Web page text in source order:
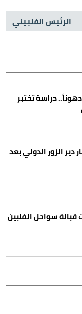
الرئيس الفلبيني
دراسة تختبر
الزور الدولي بعد